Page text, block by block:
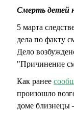
Смерть детей
5 марта
дела по факту
Дело
"Причинение
Как ранее
произошло
доме близнецы